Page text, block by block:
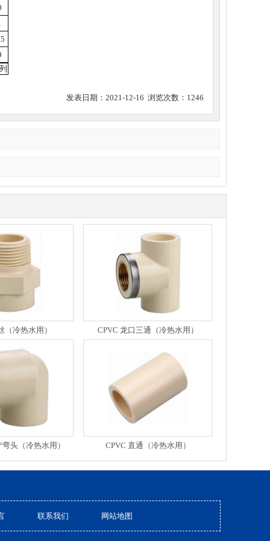
发表日期：2021-12-16 浏览次数：1246
（冷热水用） CPVC 龙口三通（冷热水用）
头（冷热水用） CPVC 直通（冷热水用）
联系我们 网站地图